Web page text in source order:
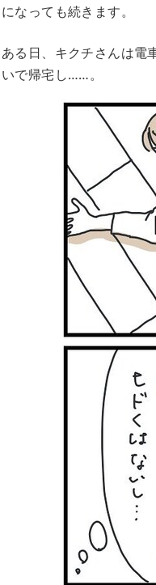
になっても続きます。
ある日、キクチさんは電
いで帰宅し……。